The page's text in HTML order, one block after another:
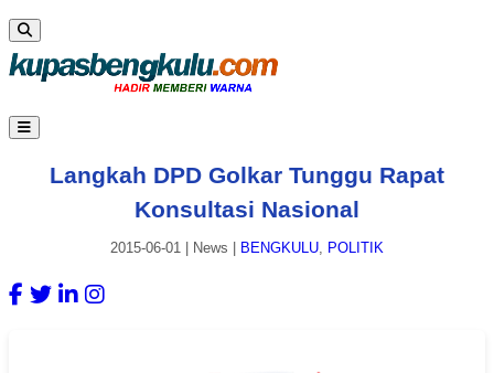
Langkah DPD Golkar Tunggu Rapat
Konsultasi Nasional
2015-06-01 News BENGKULU, POLITIK